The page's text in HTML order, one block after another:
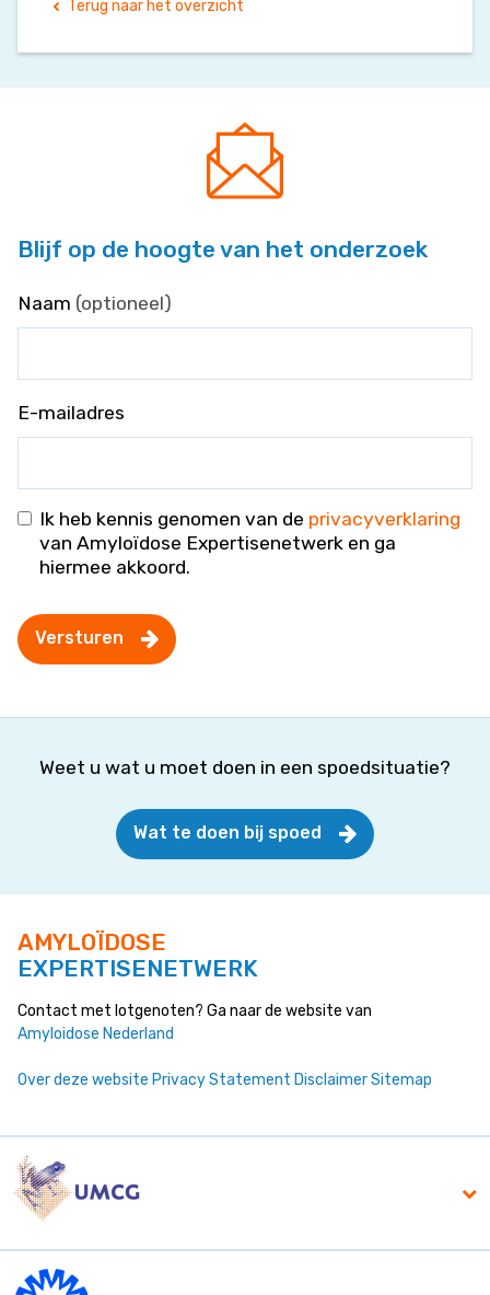
Terug naar het overzicht
Blijf op de hoogte van het onderzoek
Naam (optioneel)
E-mailadres
Ik heb kennis genomen van de privacyverklaring
van Amyloïdose Expertisenetwerk en ga
hiermee akkoord.
Versturen
Weet u wat u moet doen in een spoedsituatie?
Wat te doen bij spoed
AMYLOÏDOSE
EXPERTISENETWERK
Contact met lotgenoten? Ga naar de website van
Amyloidose Nederland
Over deze website Privacy Statement DisclaimerSitemap